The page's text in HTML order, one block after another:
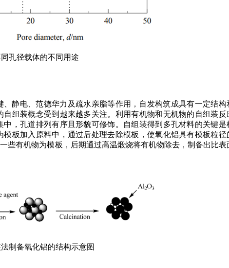
孔径载体的不同用途
静电、范德华力及疏水亲脂等作用，自发构筑成具有一定结构
组装概念受到越来越多关注。利用有机物和无机物的自组装反
，孔道排列有序且形貌可修饰。自组装得到多孔材料的关键是
板加入原料中，通过后处理去除模板，使氧化铝具有模板粒径
些有机物为模板，后期通过高温煅烧将有机物除去，制备出比表
制备氧化铝的结构示意图